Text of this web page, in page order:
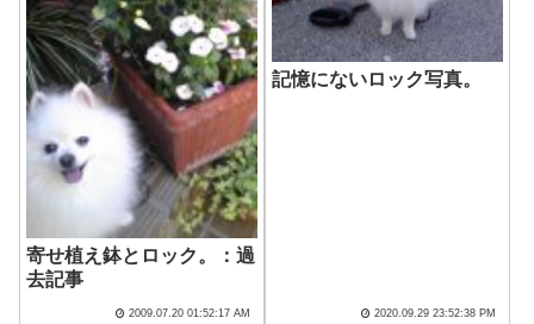
寄せ植え鉢とロック。：過
去記事
2009.07.20 01:52:17 AM
記憶にないロック写真。
2020.09.29 23:52:38 PM